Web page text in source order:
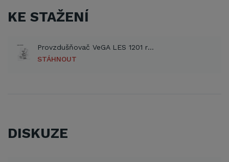
KE STAŽENÍ
Provzdušňovač VeGA LES 1201 rozkres dílů (PDF)
STÁHNOUT
DISKUZE